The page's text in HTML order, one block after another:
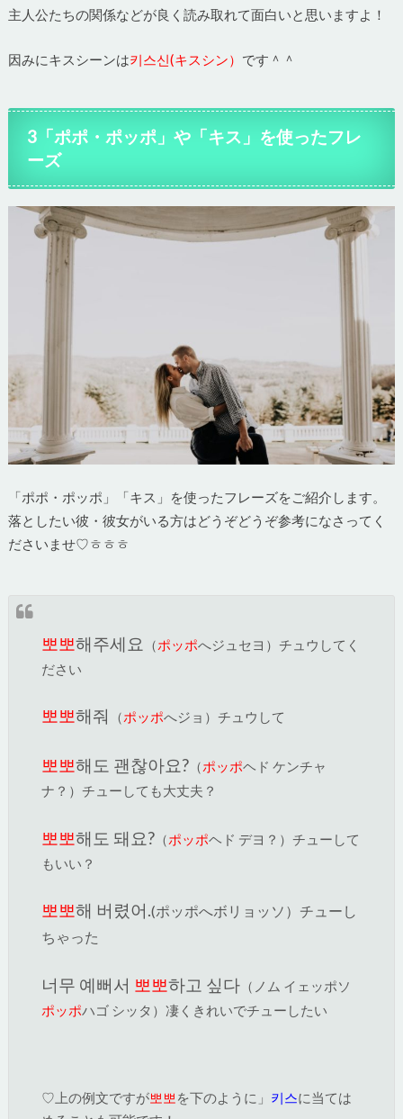
主人公たちの関係などが良く読み取れて面白いと思いますよ！
因みにキスシーンは키스신(キスシン） です＾＾
3「ポポ・ポッポ」や「キス」を使ったフレ
ーズ
「ポポ・ポッポ」「キス」を使ったフレーズをご紹介します。
落としたい彼・彼女がいる方はどうぞどうぞ参考になさってく
ださいませ♡ㅎㅎㅎ
뽀뽀해주세요 （ポッポへジュセヨ）チュウしてく
ださい
뽀뽀해줘 （ポッポへジョ）チュウして
뽀뽀해도 괜찮아요? （ポッポヘド ケンチャ
ナ？）チューしても大丈夫？
뽀뽀해도 돼요? （ポッポヘド デヨ？）チューして
もいい？
뽀뽀해 버렸어.(ポッポへボリョッソ）チューし
ちゃった
너무 예뻐서 뽀뽀하고 싶다 （ノム イェッポソ
ポッポハゴ シッタ）凄くきれいでチューしたい
♡上の例文ですが뽀뽀 を下のように」 키스に当ては